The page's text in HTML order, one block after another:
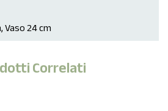
Vaso 24 cm
Correlati